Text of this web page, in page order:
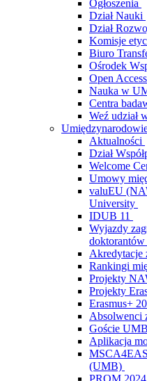
Ogłoszenia
Dział Nauki
Dział
Komisje
Biuro
Ośrodek
Open Access
Nauka w
Centra
Weź udział
Aktualności
Dział
Welcome
Umowy
valuEU
University
IDUB 11
Wyjazdy
doktorantów
Akredytacje
Rankingi
Projekty
Projekty
Erasmus+
Absolwenci
Goście UMB
Aplikacja
(UMB)
PROM 2024